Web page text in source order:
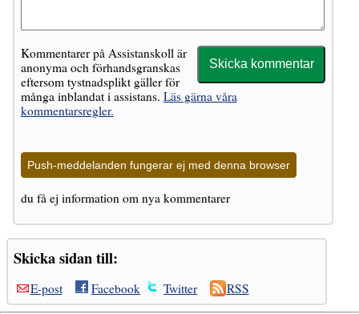
Kommentarer på Assistanskoll är
anonyma och förhandsgranskas
eftersom tystnadsplikt gäller för
många inblandat i assistans. Läs gärna våra
kommentarsregler.
Push-meddelanden fungerar ej med denna browser
du få ej information om nya kommentarer
Skicka sidan till:
E-post Facebook Twitter RSS